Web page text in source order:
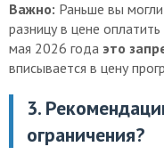
Важно: Раньше вы
разницу в цене
мая 2026 года это
вписывается в цену
3.
ограничения?